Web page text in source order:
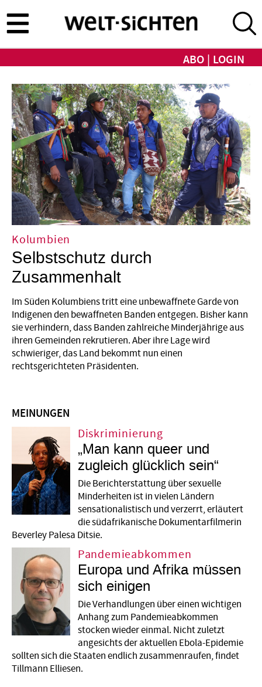
zum
Inhalt
ABO LOGIN
Zusammenarbeit
Kolumbien
Selbstschutz durch
Zusammenhalt
Im Süden Kolumbiens tritt eine unbewaffnete Garde von
Indigenen den bewaffneten Banden entgegen. Bisher kann
sie verhindern, dass Banden zahlreiche Minderjährige aus
ihren Gemeinden rekrutieren. Aber ihre Lage wird
schwieriger, das Land bekommt nun einen
rechtsgerichteten Präsidenten.
MEINUNGEN
Diskriminierung
„Man kann queer und
zugleich glücklich sein“
Die Berichterstattung über sexuelle
Minderheiten ist in vielen Ländern
sensationalistisch und verzerrt, erläutert
die südafrikanische Dokumentarfilmerin
Beverley Palesa Ditsie.
Pandemieabkommen
Europa und Afrika müssen
sich einigen
Die Verhandlungen über einen wichtigen
Anhang zum Pandemieabkommen
stocken wieder einmal. Nicht zuletzt
angesichts der aktuellen Ebola-Epidemie
sollten sich die Staaten endlich zusammenraufen, findet
Tillmann Elliesen.